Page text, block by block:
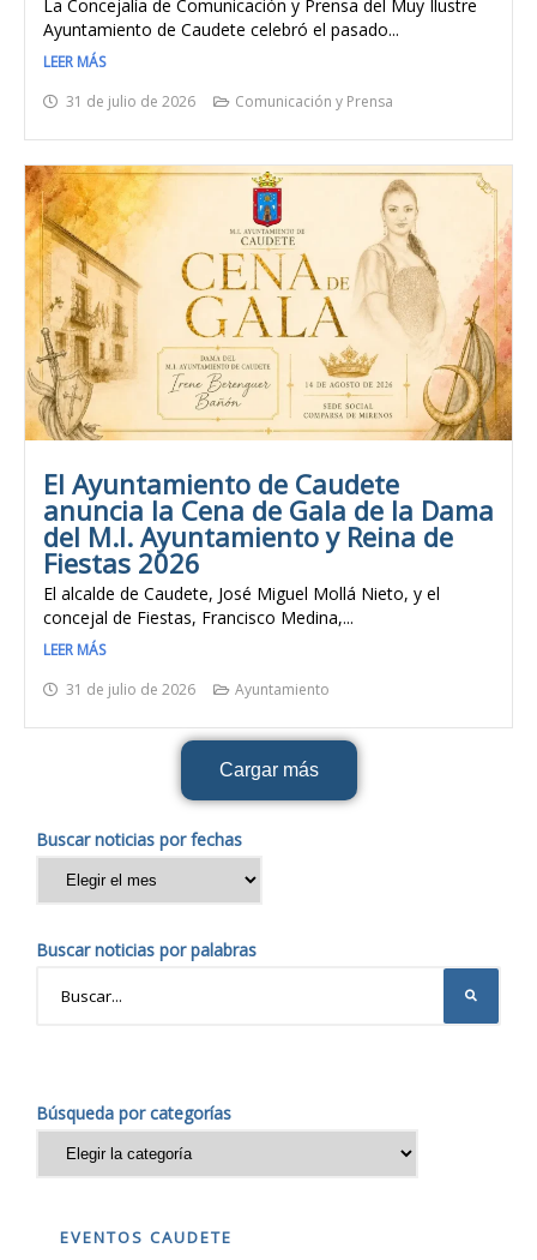
La Concejalía de Comunicación y Prensa del Muy Ilustre
Ayuntamiento de Caudete celebró el pasado...
LEER MÁS
31 de julio de 2026
Comunicación y Prensa
El Ayuntamiento de Caudete
anuncia la Cena de Gala de la Dama
del M.I. Ayuntamiento y Reina de
Fiestas 2026
El alcalde de Caudete, José Miguel Mollá Nieto, y el
concejal de Fiestas, Francisco Medina,...
LEER MÁS
31 de julio de 2026
Ayuntamiento
Cargar más
Buscar noticias por fechas
Buscar noticias por palabras
Búsqueda por categorías
EVENTOS CAUDETE